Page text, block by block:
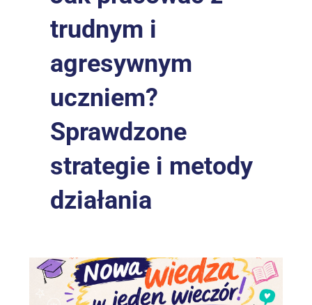
trudnym i
agresywnym
uczniem?
Sprawdzone
strategie i metody
działania